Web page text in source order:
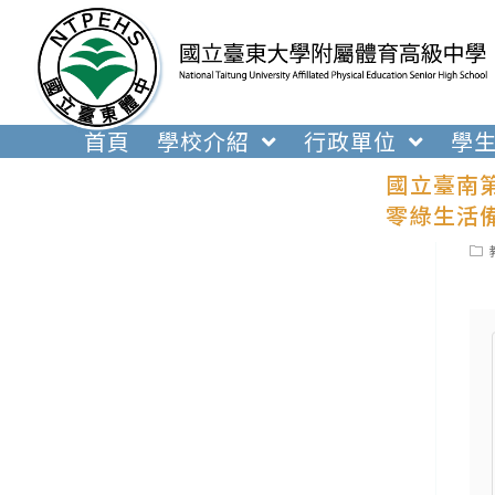
內
首頁 學校介紹 行政單位 學
國立臺南
零綠生活